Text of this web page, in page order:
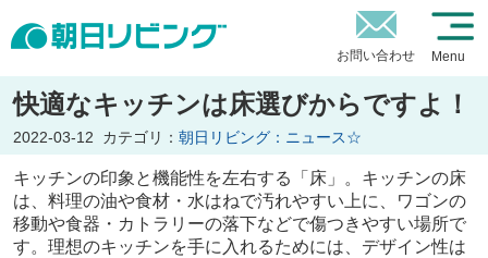
お問い合わせ Menu
快適なキッチンは床選びからですよ！
2022-03-12 カテゴリ： 朝日リビング：ニュース☆
キッチンの印象と機能性を左右する「床」。キッチンの床
は、料理の油や食材・水はねで汚れやすい上に、ワゴンの
移動や食器・カトラリーの落下などで傷つきやすい場所で
す。理想のキッチンを手に入れるためには、デザイン性は